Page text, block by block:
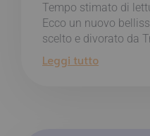
Tempo stimato di
Ecco un nuovo
scelto e divorato da
Leggi tutto